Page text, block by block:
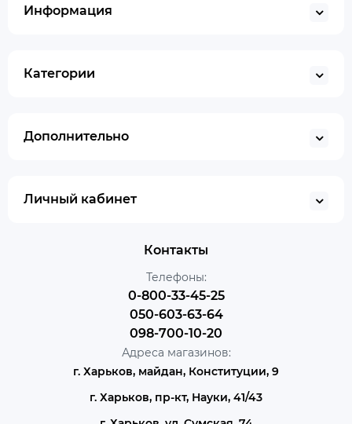
Информация
Категории
Дополнительно
Личный кабинет
Контакты
Телефоны:
0-800-33-45-25
050-603-63-64
098-700-10-20
Адреса магазинов:
г. Харьков, майдан, Конституции, 9
г. Харьков, пр-кт, Науки, 41/43